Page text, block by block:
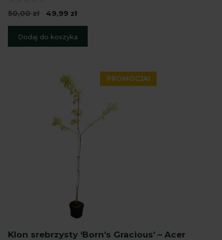
0
z
50,00zł
Pierwotna
cena
wynosiła:
50,00 zł.
49,99 złAktualna
cena
wynosi:
49,99 zł.
Dodaj do koszyka
PROMOCJA!
Klon srebrzysty ‘Born’s Gracious’ – Acer